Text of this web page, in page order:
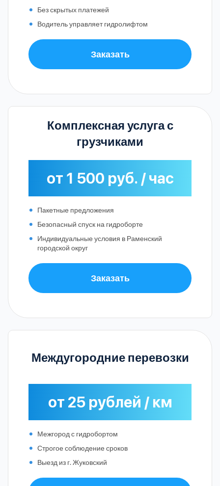
Без скрытых платежей
Водитель управляет гидролифтом
Заказать
Комплексная услуга с
грузчиками
от 1 500 руб. / час
Пакетные предложения
Безопасный спуск на гидроборте
Индивидуальные условия в Раменский
городской округ
Заказать
Междугородние перевозки
от 25 рублей / км
Межгород с гидробортом
Строгое соблюдение сроков
Выезд из г. Жуковский